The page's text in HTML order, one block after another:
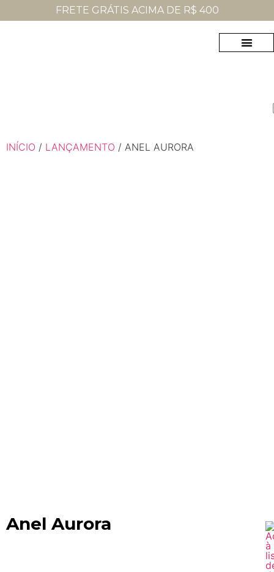
FRETE GRÁTIS ACIMA DE R$ 400
INÍCIO / LANÇAMENTO / ANEL AURORA
Anel Aurora